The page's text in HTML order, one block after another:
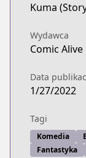
Kuma
Wydawca
Comic Alive
Data
1/27/2022
Tagi
Komedia
Fantastyka